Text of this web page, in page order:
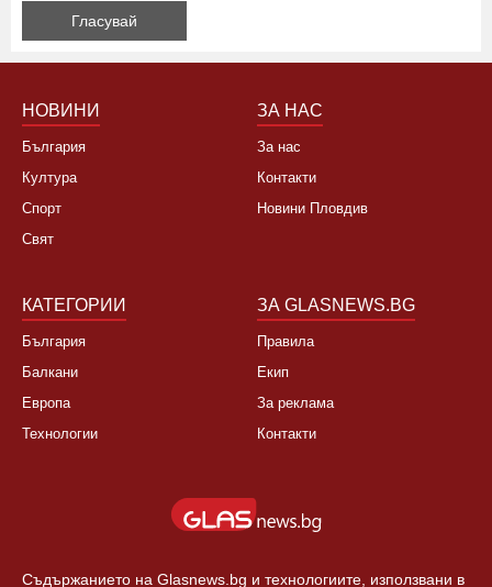
НОВИНИ
България
Култура
Спорт
Свят
ЗА НАС
За нас
Контакти
Новини Пловдив
КАТЕГОРИИ
България
Балкани
Европа
Технологии
ЗА GLASNEWS.BG
Правила
Екип
За реклама
Контакти
Съдържанието на Glasnews.bg и технологиите, използвани в